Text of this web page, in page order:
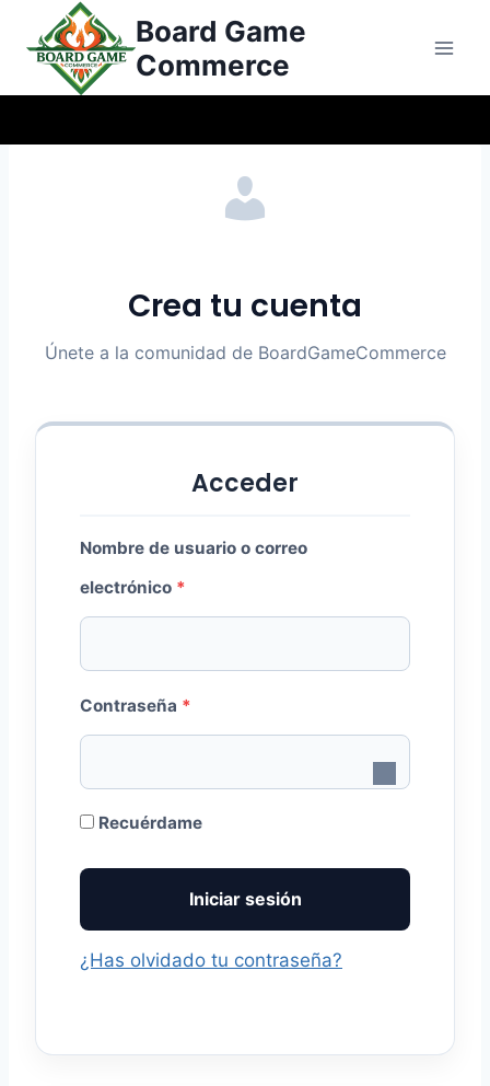
Contenido
Board Game
Commerce
Crea tu cuenta
Únete a la comunidad de BoardGameCommerce
Acceder
Nombre de usuario o correo
electrónico *
l
i
a
t
r
Contraseña *
i
a
i
Recuérdame
Iniciar sesión
¿Has olvidado tu contraseña?